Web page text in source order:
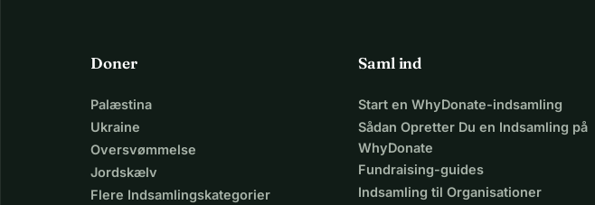
Doner
Palæstina
Ukraine
Oversvømmelse
Jordskælv
Flere Indsamlingskategorier
Saml ind
Start en WhyDonate-indsamling
Sådan Opretter Du en Indsamling på
WhyDonate
Fundraising-guides
Indsamling til Organisationer